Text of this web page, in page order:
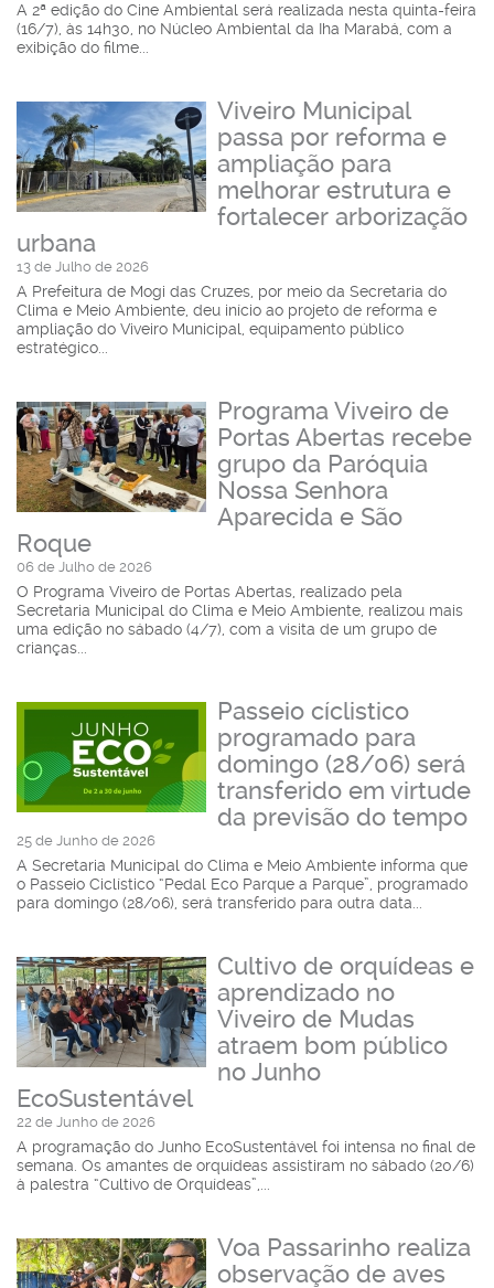
A 2ª edição do Cine Ambiental será realizada nesta quinta-feira
(16/7), às 14h30, no Núcleo Ambiental da Iha Marabá, com a
exibição do filme...
Viveiro Municipal
passa por reforma e
ampliação para
melhorar estrutura e
fortalecer arborização
urbana
13 de Julho de 2026
A Prefeitura de Mogi das Cruzes, por meio da Secretaria do
Clima e Meio Ambiente, deu início ao projeto de reforma e
ampliação do Viveiro Municipal, equipamento público
estratégico...
Programa Viveiro de
Portas Abertas recebe
grupo da Paróquia
Nossa Senhora
Aparecida e São
Roque
06 de Julho de 2026
O Programa Viveiro de Portas Abertas, realizado pela
Secretaria Municipal do Clima e Meio Ambiente, realizou mais
uma edição no sábado (4/7), com a visita de um grupo de
crianças...
Passeio cíclistico
programado para
domingo (28/06) será
transferido em virtude
da previsão do tempo
25 de Junho de 2026
A Secretaria Municipal do Clima e Meio Ambiente informa que
o Passeio Ciclístico “Pedal Eco Parque a Parque”, programado
para domingo (28/06), será transferido para outra data...
Cultivo de orquídeas e
aprendizado no
Viveiro de Mudas
atraem bom público
no Junho
EcoSustentável
22 de Junho de 2026
A programação do Junho EcoSustentável foi intensa no final de
semana. Os amantes de orquídeas assistiram no sábado (20/6)
à palestra “Cultivo de Orquídeas”,...
Voa Passarinho realiza
observação de aves